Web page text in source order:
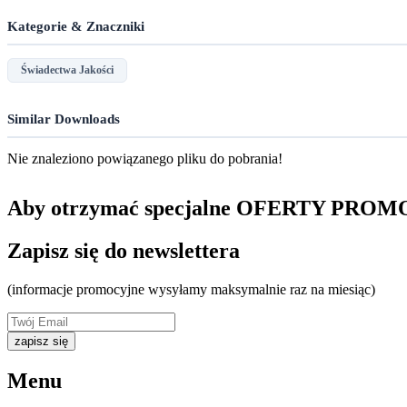
Kategorie & Znaczniki
Świadectwa Jakości
Similar Downloads
Nie znaleziono powiązanego pliku do pobrania!
Aby otrzymać specjalne OFERTY
Zapisz się do newslettera
(informacje promocyjne wysyłamy maksymalnie raz na miesiąc)
zapisz się
Menu